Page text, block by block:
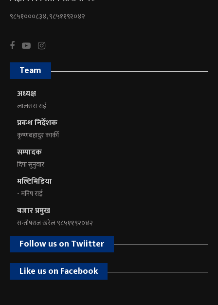
९८५१०००८३४, ९८५११९२०४२
Team
अध्यक्ष
लालसरा राई
प्रबन्ध निर्देशक
कृष्णबहादुर कार्की
सम्पादक
दिपा सुनुवार
मल्टिमिडिया
- मनिष राई
बजार प्रमुख
सन्तोषराज खरेल ९८५११९२०४२
Follow us on Twiitter
Like us on Facebook